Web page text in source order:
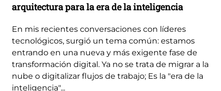
arquitectura para la era de la inteligencia
En mis recientes conversaciones con líderes
tecnológicos, surgió un tema común: estamos
entrando en una nueva y más exigente fase de
transformación digital. Ya no se trata de migrar a la
nube o digitalizar flujos de trabajo; Es la "era de la
inteligencia"...